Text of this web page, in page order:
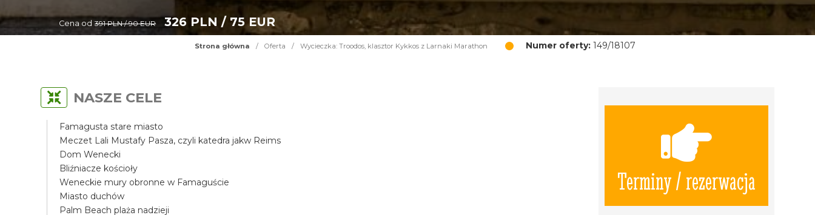
Cena od 391 PLN / 90 EUR 326 PLN / 75 EUR
Strona główna / Oferta / Wycieczka: Troodos, klasztor Kykkos z Larnaki Marathon Numer oferty: 149/18107
Terminy / rezerwacja
NASZE CELE
Famagusta stare miasto
Meczet Lali Mustafy Pasza, czyli katedra jakw Reims
Dom Wenecki
Bliźniacze kościoły
Weneckie mury obronne w Famaguście
Miasto duchów
Palm Beach plaża nadzieji